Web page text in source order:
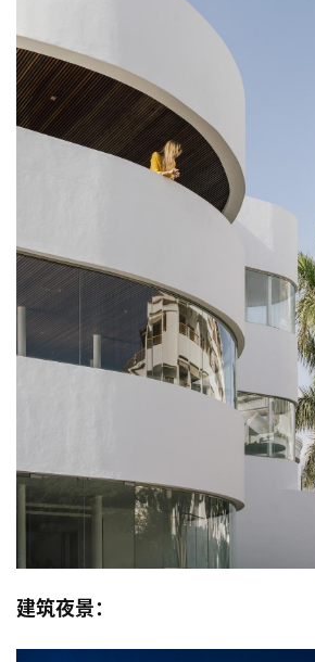
建筑夜景：